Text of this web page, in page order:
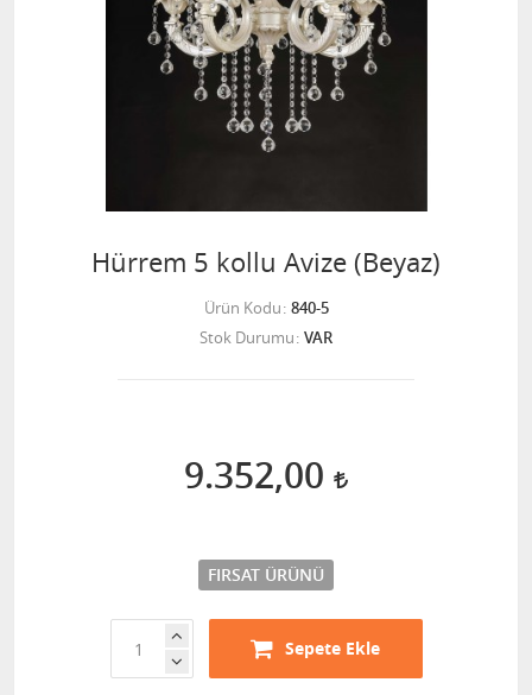
Hürrem 5 kollu Avize (Beyaz)
Ürün Kodu 840-5
Stok Durumu VAR
9.352,00
FIRSAT ÜRÜNÜ
Sepete Ekle